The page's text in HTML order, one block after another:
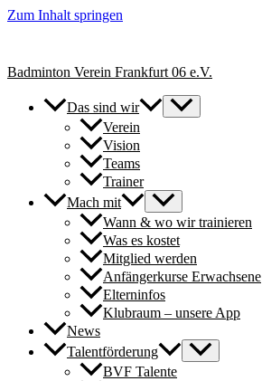
Zum Inhalt springen
Badminton Verein Frankfurt 06 e.V.
Das sind wir
Verein
Vision
Teams
Trainer
Mach mit
Wann & wo wir trainieren
Was es kostet
Mitglied werden
Anfängerkurse Erwachsene
Elterninfos
Klubraum – unsere App
News
Talentförderung
BVF Talente